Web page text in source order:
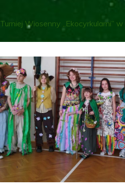
Turniej Wiosenny „Ekocyrkularni”